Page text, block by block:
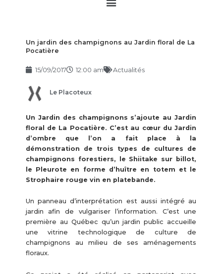
Un jardin des champignons au Jardin floral de La
Pocatière
15/09/2017 12:00 am Actualités
Le Placoteux
Un Jardin des champignons s’ajoute au Jardin
floral de La Pocatière. C’est au cœur du Jardin
d’ombre que l’on a fait place à la
démonstration de trois types de cultures de
champignons forestiers, le Shiitake sur billot,
le Pleurote en forme d’huître en totem et le
Strophaire rouge vin en platebande.
Un panneau d’interprétation est aussi intégré au
jardin afin de vulgariser l’information. C’est une
première au Québec qu’un jardin public accueille
une vitrine technologique de culture de
champignons au milieu de ses aménagements
floraux.